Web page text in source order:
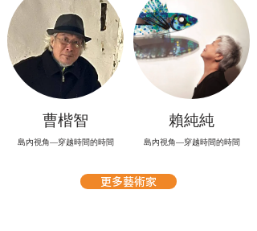
曹楷智
島內視角—穿越時間的時間
賴純純
島內視角—穿越時間的時間
更多藝術家